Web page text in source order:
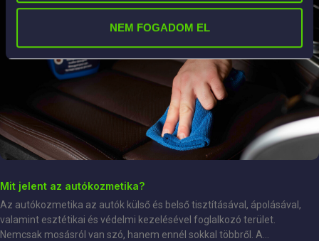
NEM FOGADOM EL
Mit jelent az autókozmetika?
Az autókozmetika az autók külső és belső tisztításával, ápolásával,
valamint esztétikai és védelmi kezelésével foglalkozó terület.
Nemcsak mosásról van szó, hanem ennél sokkal többről. A